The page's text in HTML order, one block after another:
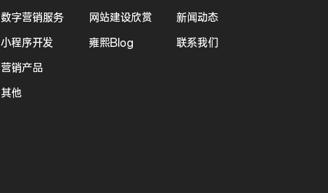
数字营销服务
小程序开发
营销产品
其他
网站建设欣赏
雍熙Blog
新闻动态
联系我们